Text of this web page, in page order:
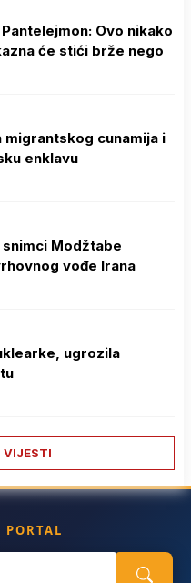
Ovo nikako
će stići brže nego
migrantskog cunamija i
enklavu
Modžtabe
vođe Irana
ugrozila
VIJESTI
PORTAL